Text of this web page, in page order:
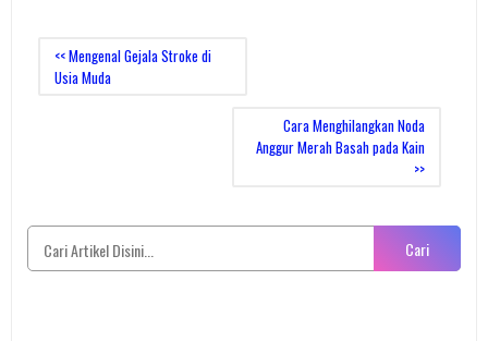
<< Mengenal Gejala Stroke di
Usia Muda
Cara Menghilangkan Noda
Anggur Merah Basah pada Kain
>>
Cari